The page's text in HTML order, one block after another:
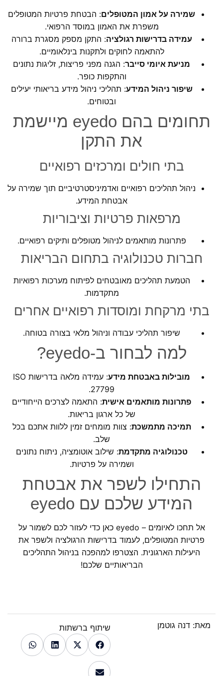
שמירה על אמון המטופלים: הבטחת פרטיות המטופלים
משפרת את האמון במוסד הרפואי.
עמידה בדרישות רגולציה: התקן מספק מסגרת ברורה
להתאמה לחוקים ולתקנות בינלאומיים.
מניעת איומי סייבר: הגנה מפני פריצות, זליגות נתונים
והתקפות כופר.
שיפור ניהול המידע: תהליכי ניהול מידע בריאותי יעילים
ובטוחים.
תחומים בהם eyedo מיישמת
את התקן
בתי חולים ומרכזים רפואיים
ניהול תהליכים רפואיים ואדמיניסטרטיביים תוך שמירה על
אבטחת המידע.
מרפאות פרטיות וציבוריות
פתרונות מותאמים לניהול מטופלים ותיקים רפואיים.
חברות טכנולוגיה בתחום הבריאות
הטמעת תהליכים מאובטחים לפיתוח מערכות רפואיות
מתקדמות.
בתי מרקחת ומוסדות רפואיים אחרים
שיפור תהליכי עבודה וניהול מלאי בצורה בטוחה.
למה לבחור ב-eyedo
?
מובילות באבטחת מידע
: עמידה מלאה בדרישות ISO
27799.
פתרונות מותאמים אישית: התאמה לצרכים הייחודיים
של כל ארגון בריאות.
תמיכה מתמשכת: צוות מומחים זמין ללוות אתכם בכל
שלב.
טכנולוגיה מתקדמת: שילוב אוטומציה, ניתוח נתונים
ושמירה על פרטיות.
התחילו לשפר את אבטחת
המידע שלכם עם eyedo
אל תחכו לאיומים – eyedo כאן כדי לעזור לכם לשמור על
פרטיות המטופלים, לעמוד בדרישות הרגולציה ולשפר את
היעילות הארגונית. הצטרפו למהפכה בניהול התהליכים
הבריאותיים שלכם!
מאת: דנה גוטמן שיתוף ברשתות